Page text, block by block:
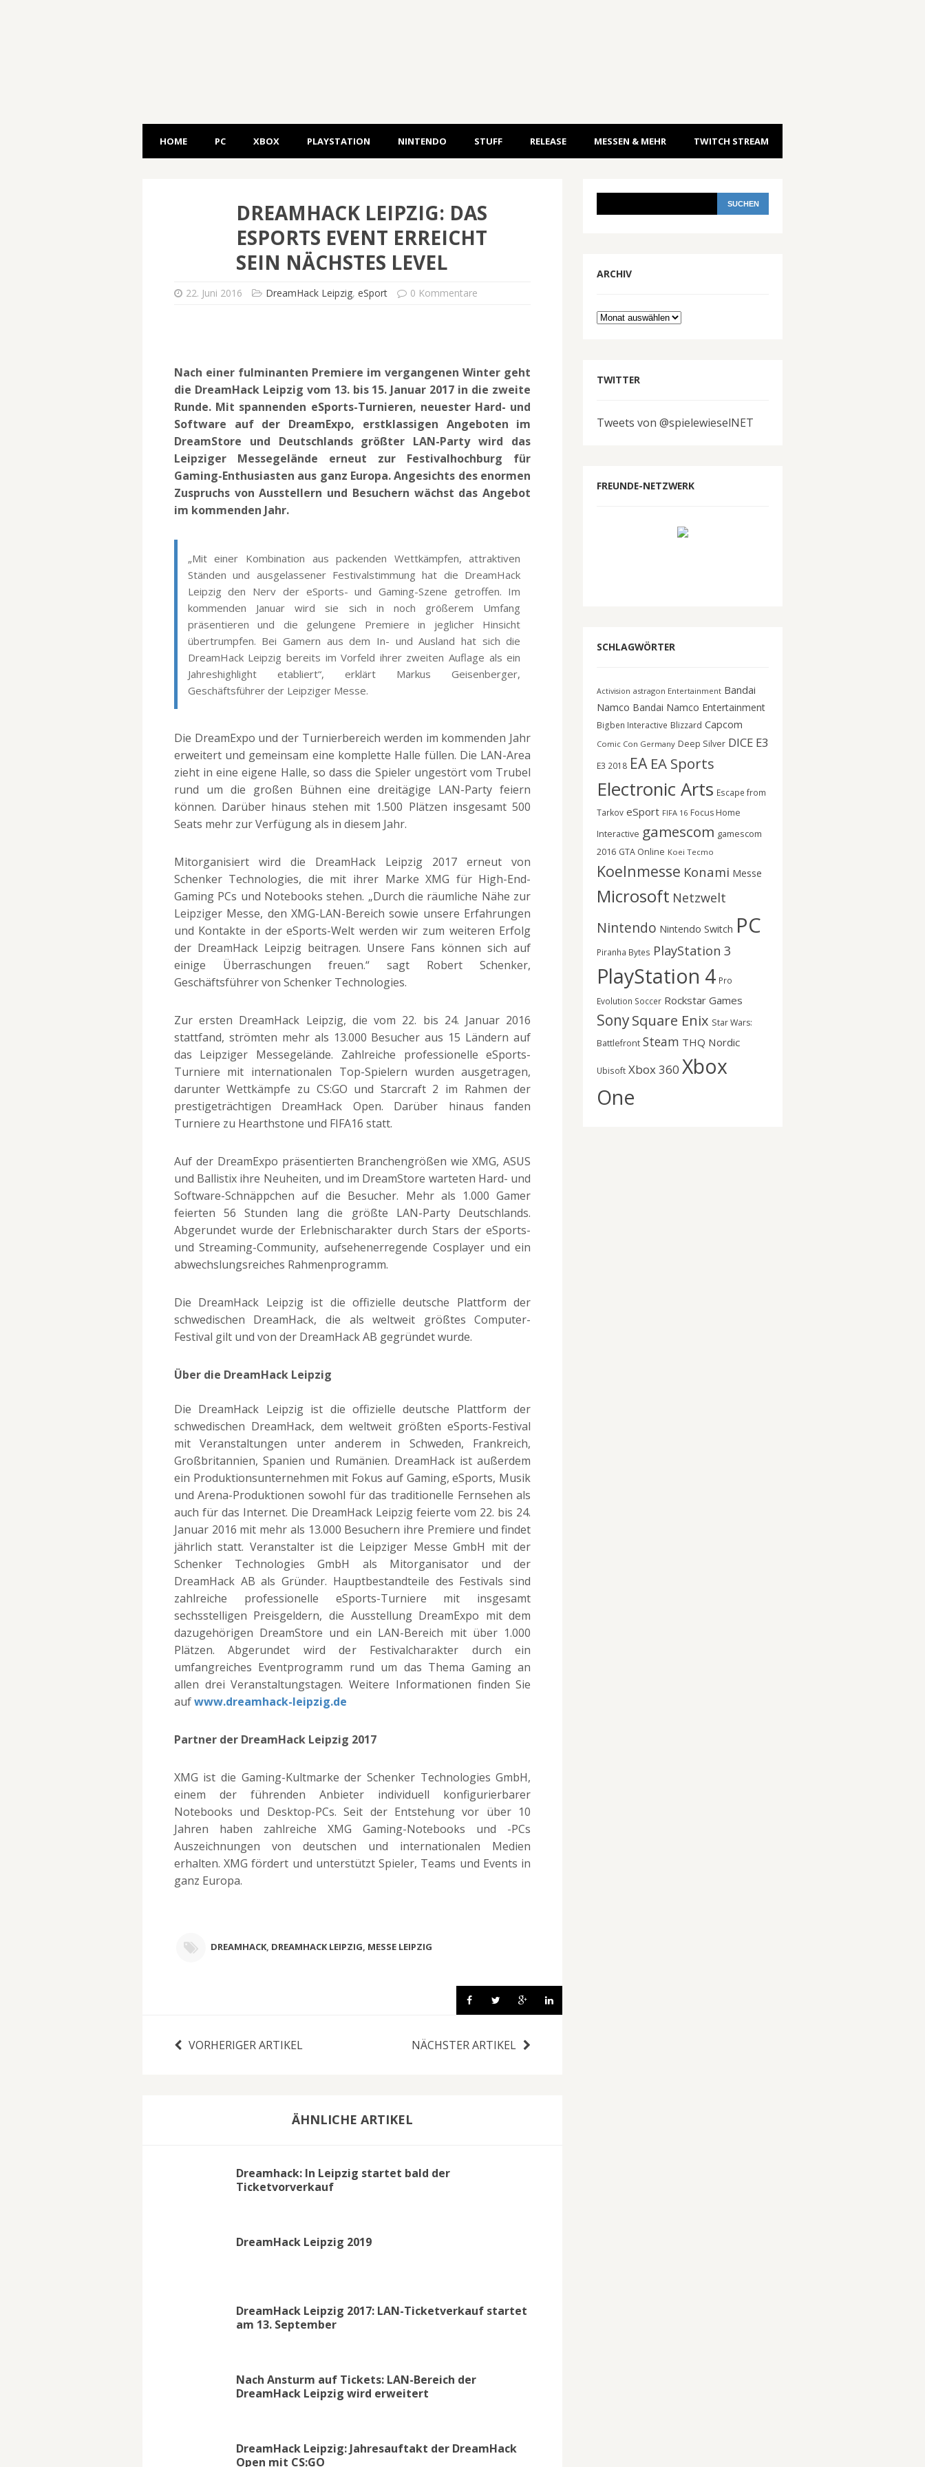
HOME PC XBOX PLAYSTATION NINTENDO STUFF RELEASE MESSEN & MEHR TWITCH STREAM
DREAMHACK LEIPZIG: DAS
ESPORTS EVENT ERREICHT
SEIN NÄCHSTES LEVEL
22. Juni 2016 DreamHack Leipzig, eSport 0 Kommentare
Nach einer fulminanten Premiere im vergangenen Winter geht
die DreamHack Leipzig vom 13. bis 15. Januar 2017 in die zweite
Runde. Mit spannenden eSports-Turnieren, neuester Hard- und
Software auf der DreamExpo, erstklassigen Angeboten im
DreamStore und Deutschlands größter LAN-Party wird das
Leipziger Messegelände erneut zur Festivalhochburg für
Gaming-Enthusiasten aus ganz Europa. Angesichts des enormen
Zuspruchs von Ausstellern und Besuchern wächst das Angebot
im kommenden Jahr.
„Mit einer Kombination aus packenden Wettkämpfen, attraktiven
Ständen und ausgelassener Festivalstimmung hat die DreamHack
Leipzig den Nerv der eSports- und Gaming-Szene getroffen. Im
kommenden Januar wird sie sich in noch größerem Umfang
präsentieren und die gelungene Premiere in jeglicher Hinsicht
übertrumpfen. Bei Gamern aus dem In- und Ausland hat sich die
DreamHack Leipzig bereits im Vorfeld ihrer zweiten Auflage als ein
Jahreshighlight etabliert“, erklärt Markus Geisenberger,
Geschäftsführer der Leipziger Messe.
Die DreamExpo und der Turnierbereich werden im kommenden Jahr
erweitert und gemeinsam eine komplette Halle füllen. Die LAN-Area
zieht in eine eigene Halle, so dass die Spieler ungestört vom Trubel
rund um die großen Bühnen eine dreitägige LAN-Party feiern
können. Darüber hinaus stehen mit 1.500 Plätzen insgesamt 500
Seats mehr zur Verfügung als in diesem Jahr.
Mitorganisiert wird die DreamHack Leipzig 2017 erneut von
Schenker Technologies, die mit ihrer Marke XMG für High-End-
Gaming PCs und Notebooks stehen. „Durch die räumliche Nähe zur
Leipziger Messe, den XMG-LAN-Bereich sowie unsere Erfahrungen
und Kontakte in der eSports-Welt werden wir zum weiteren Erfolg
der DreamHack Leipzig beitragen. Unsere Fans können sich auf
einige Überraschungen freuen.“ sagt Robert Schenker,
Geschäftsführer von Schenker Technologies.
Zur ersten DreamHack Leipzig, die vom 22. bis 24. Januar 2016
stattfand, strömten mehr als 13.000 Besucher aus 15 Ländern auf
das Leipziger Messegelände. Zahlreiche professionelle eSports-
Turniere mit internationalen Top-Spielern wurden ausgetragen,
darunter Wettkämpfe zu CS:GO und Starcraft 2 im Rahmen der
prestigeträchtigen DreamHack Open. Darüber hinaus fanden
Turniere zu Hearthstone und FIFA16 statt.
Auf der DreamExpo präsentierten Branchengrößen wie XMG, ASUS
und Ballistix ihre Neuheiten, und im DreamStore warteten Hard- und
Software-Schnäppchen auf die Besucher. Mehr als 1.000 Gamer
feierten 56 Stunden lang die größte LAN-Party Deutschlands.
Abgerundet wurde der Erlebnischarakter durch Stars der eSports-
und Streaming-Community, aufsehenerregende Cosplayer und ein
abwechslungsreiches Rahmenprogramm.
Die DreamHack Leipzig ist die offizielle deutsche Plattform der
schwedischen DreamHack, die als weltweit größtes Computer-
Festival gilt und von der DreamHack AB gegründet wurde.
Über die DreamHack Leipzig
Die DreamHack Leipzig ist die offizielle deutsche Plattform der
schwedischen DreamHack, dem weltweit größten eSports-Festival
mit Veranstaltungen unter anderem in Schweden, Frankreich,
Großbritannien, Spanien und Rumänien. DreamHack ist außerdem
ein Produktionsunternehmen mit Fokus auf Gaming, eSports, Musik
und Arena-Produktionen sowohl für das traditionelle Fernsehen als
auch für das Internet. Die DreamHack Leipzig feierte vom 22. bis 24.
Januar 2016 mit mehr als 13.000 Besuchern ihre Premiere und findet
jährlich statt. Veranstalter ist die Leipziger Messe GmbH mit der
Schenker Technologies GmbH als Mitorganisator und der
DreamHack AB als Gründer. Hauptbestandteile des Festivals sind
zahlreiche professionelle eSports-Turniere mit insgesamt
sechsstelligen Preisgeldern, die Ausstellung DreamExpo mit dem
dazugehörigen DreamStore und ein LAN-Bereich mit über 1.000
Plätzen. Abgerundet wird der Festivalcharakter durch ein
umfangreiches Eventprogramm rund um das Thema Gaming an
allen drei Veranstaltungstagen. Weitere Informationen finden Sie
aufwww.dreamhack-leipzig.de
Partner der DreamHack Leipzig 2017
XMG ist die Gaming-Kultmarke der Schenker Technologies GmbH,
einem der führenden Anbieter individuell konfigurierbarer
Notebooks und Desktop-PCs. Seit der Entstehung vor über 10
Jahren haben zahlreiche XMG Gaming-Notebooks und -PCs
Auszeichnungen von deutschen und internationalen Medien
erhalten. XMG fördert und unterstützt Spieler, Teams und Events in
ganz Europa.
DREAMHACK, DREAMHACK LEIPZIG, MESSE LEIPZIG
VORHERIGER ARTIKEL NÄCHSTER ARTIKEL
ÄHNLICHE ARTIKEL
Dreamhack: In Leipzig startet bald der
Ticketvorverkauf
DreamHack Leipzig 2019
DreamHack Leipzig 2017: LAN-Ticketverkauf startet
am 13. September
Nach Ansturm auf Tickets: LAN-Bereich der
DreamHack Leipzig wird erweitert
DreamHack Leipzig: Jahresauftakt der DreamHack
Open mit CS:GO
ARCHIV
Archiv
TWITTER
Tweets von @spielewieselNET
FREUNDE-NETZWERK
SCHLAGWÖRTER
Activision astragon Entertainment Bandai
Namco Bandai Namco Entertainment
Bigben Interactive Blizzard Capcom
Comic Con Germany Deep Silver DICE E3
E3 2018 EA EA Sports
Electronic Arts Escape from
Tarkov eSport FIFA 16 Focus Home
Interactive gamescom gamescom
2016 GTA Online Koei Tecmo
Koelnmesse Konami Messe
Microsoft Netzwelt
Nintendo Nintendo Switch PC
Piranha Bytes PlayStation 3
PlayStation 4 Pro
Evolution Soccer Rockstar Games
SonySquare Enix Star Wars:
Battlefront Steam THQ Nordic
Ubisoft Xbox 360 Xbox
One